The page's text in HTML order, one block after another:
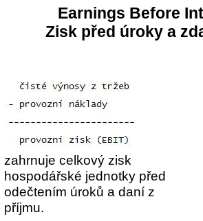
Earnings Before
Zisk před úroky a
zahrnuje celkový zisk
hospodářské jednotky před
odečtením úroků a daní z
příjmu.